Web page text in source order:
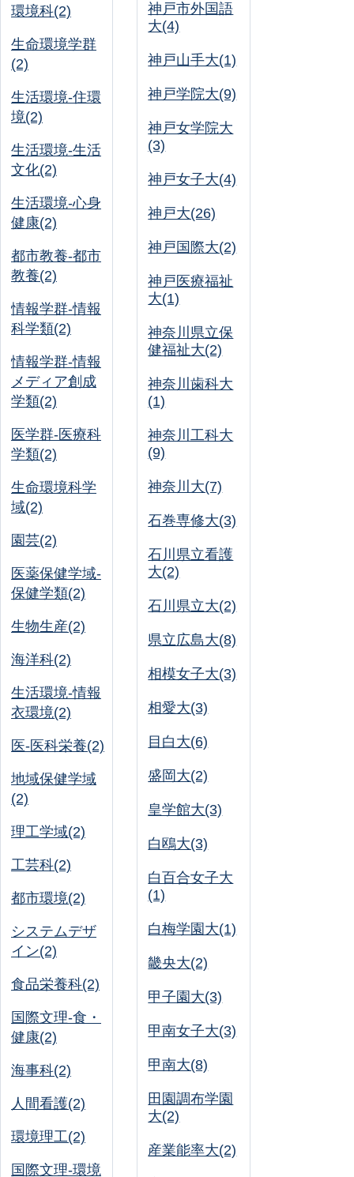
環境科(2)
生命環境学群
(2)
生活環境-住環
境(2)
生活環境-生活
文化(2)
生活環境-心身
健康(2)
都市教養-都市
教養(2)
情報学群-情報
科学類(2)
情報学群-情報
メディア創成
学類(2)
医学群-医療科
学類(2)
生命環境科学
域(2)
園芸(2)
医薬保健学域-
保健学類(2)
生物生産(2)
海洋科(2)
生活環境-情報
衣環境(2)
医-医科栄養(2)
地域保健学域
(2)
理工学域(2)
工芸科(2)
都市環境(2)
システムデザ
イン(2)
食品栄養科(2)
国際文理-食・
健康(2)
海事科(2)
人間看護(2)
環境理工(2)
国際文理-環境
神戸市外国語
大(4)
神戸山手大(1)
神戸学院大(9)
神戸女学院大
(3)
神戸女子大(4)
神戸大(26)
神戸国際大(2)
神戸医療福祉
大(1)
神奈川県立保
健福祉大(2)
神奈川歯科大
(1)
神奈川工科大
(9)
神奈川大(7)
石巻専修大(3)
石川県立看護
大(2)
石川県立大(2)
県立広島大(8)
相模女子大(3)
相愛大(3)
目白大(6)
盛岡大(2)
皇学館大(3)
白鴎大(3)
白百合女子大
(1)
白梅学園大(1)
畿央大(2)
甲子園大(3)
甲南女子大(3)
甲南大(8)
田園調布学園
大(2)
産業能率大(2)